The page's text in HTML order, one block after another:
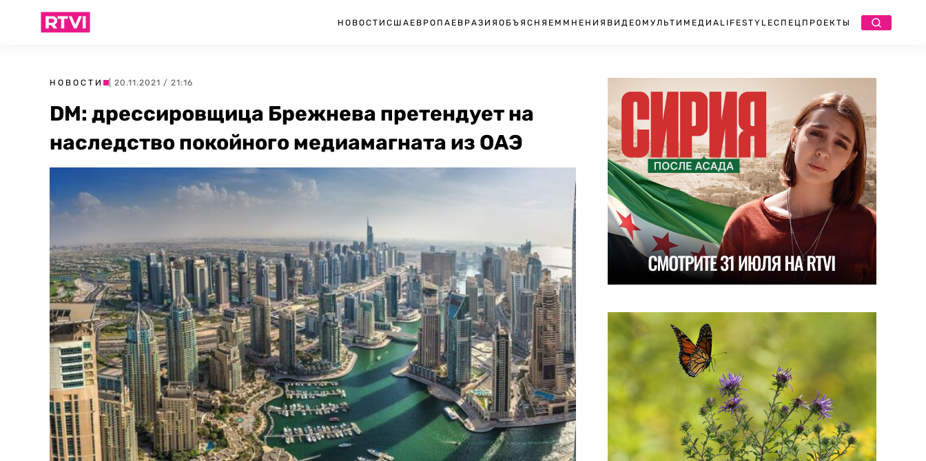
НОВОСТИ США ЕВРОПА ЕВРАЗИЯ ОБЪЯСНЯЕМ МНЕНИЯ ВИДЕО МУЛЬТИМЕДИА LIFESTYLEСПЕЦПРОЕКТЫ
НОВОСТИ | 20.11.2021 / 21:16
DM: дрессировщица Брежнева претендует на
наследство покойного медиамагната из ОАЭ